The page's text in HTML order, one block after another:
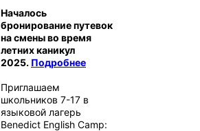
Началось
бронирование путевок
на смены во время
летних каникул
2025. Подробнее
Приглашаем
школьников 7-17 в
языковой лагерь
Benedict English Camp: